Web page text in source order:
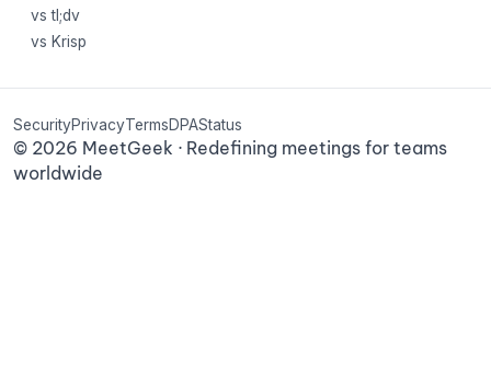
vs tl;dv
vs Krisp
© 2026 MeetGeek · Redefining meetings for teams
worldwide
SecurityPrivacyTermsDPAStatus